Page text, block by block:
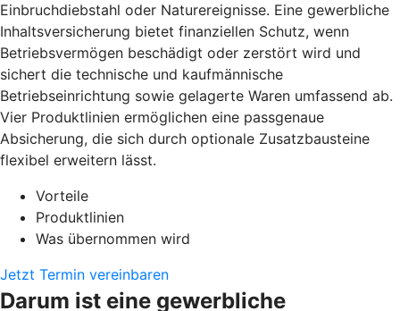
Einbruchdiebstahl oder Naturereignisse. Eine gewerbliche
Inhaltsversicherung bietet finanziellen Schutz, wenn
Betriebsvermögen beschädigt oder zerstört wird und
sichert die technische und kaufmännische
Betriebseinrichtung sowie gelagerte Waren umfassend ab.
Vier Produktlinien ermöglichen eine passgenaue
Absicherung, die sich durch optionale Zusatzbausteine
flexibel erweitern lässt.
Vorteile
Produktlinien
Was übernommen wird
Jetzt Termin vereinbaren
Darum ist eine gewerbliche